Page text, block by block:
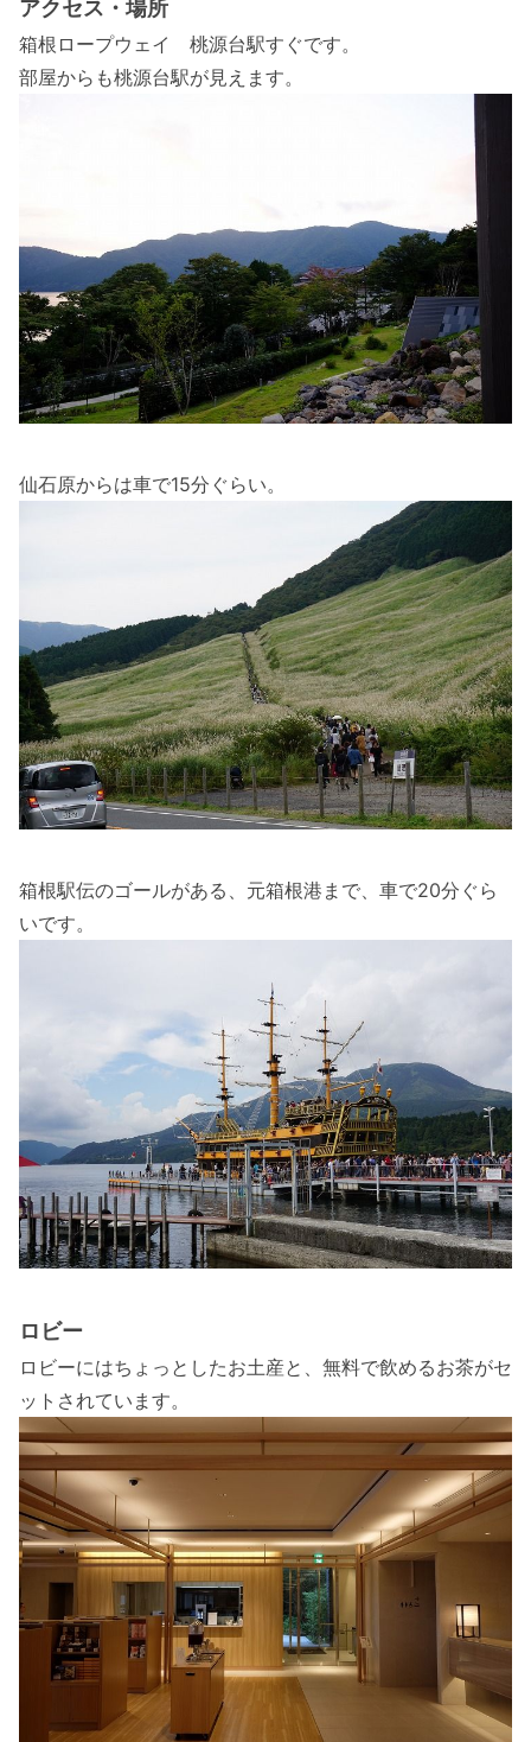
アクセス・場所
箱根ロープウェイ 桃源台駅すぐです。
部屋からも桃源台駅が見えます。
仙石原からは車で15分ぐらい。
箱根駅伝のゴールがある、元箱根港まで、車で20分ぐら
いです。
ロビー
ロビーにはちょっとしたお土産と、無料で飲めるお茶がセ
ットされています。